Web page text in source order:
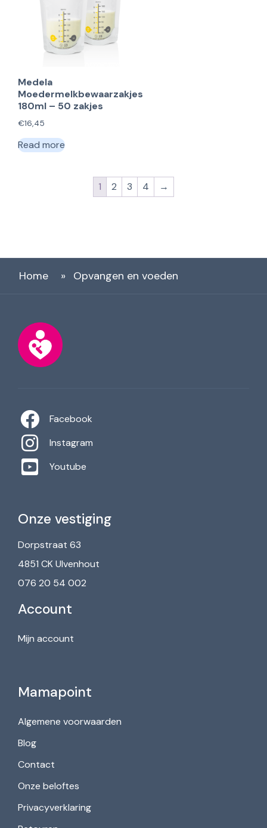
Medela
Moedermelkbewaarzakjes
180ml – 50 zakjes
€16,45
Read more
1 2 3 4 →
Home » Opvangen en voeden
Facebook
Instagram
Youtube
Onze vestiging
Dorpstraat 63
4851 CK Ulvenhout
076 20 54 002
Account
Mijn account
Mamapoint
Algemene voorwaarden
Blog
Contact
Onze beloftes
Privacyverklaring